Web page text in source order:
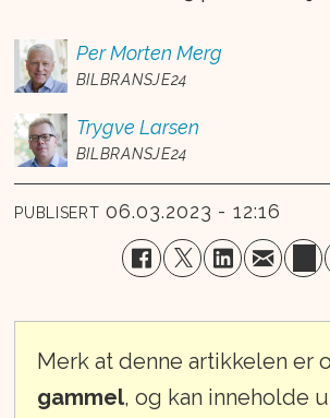
Per Morten Merg
BILBRANSJE24
Trygve Larsen
BILBRANSJE24
PUBLISERT 06.03.2023 - 12:16
Merk at denne artikkelen er
gammel, og kan inneholde